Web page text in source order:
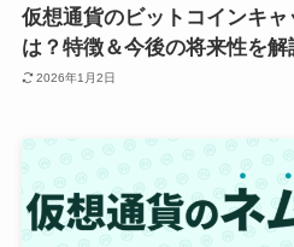
仮想通貨のビットコインキ
は？特徴＆今後の将来性を解
2026年1月2日